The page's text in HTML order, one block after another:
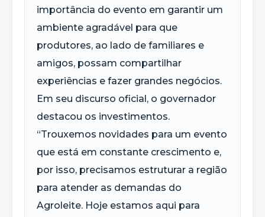
importância do evento em garantir um
ambiente agradável para que
produtores, ao lado de familiares e
amigos, possam compartilhar
experiências e fazer grandes negócios.
Em seu discurso oficial, o governador
destacou os investimentos.
“Trouxemos novidades para um evento
que está em constante crescimento e,
por isso, precisamos estruturar a região
para atender as demandas do
Agroleite. Hoje estamos aqui para